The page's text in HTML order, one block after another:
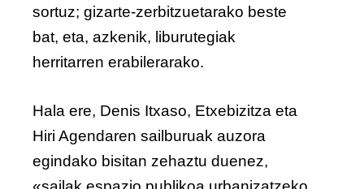
sortuz; gizarte-zerbitzuetarako beste
bat, eta, azkenik, liburutegiak
herritarren erabilerarako.
Hala ere, Denis Itxaso, Etxebizitza eta
Hiri Agendaren sailburuak auzora
egindako bisitan zehaztu duenez,